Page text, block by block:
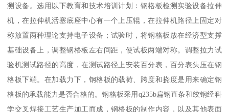
测设备。选用以下教育和技术培训计划：钢格板检测实验设备拉伸
机，在拉伸机活塞底座中心有一个上压辊，在拉伸机路径上固定对
称放置两种理论支持电子设备；试验时，将钢格板放在经济型支撑
基础设备上，调整钢格板左右间距，使试板两端对称。调整拉力试
验机测试路径的高度，在测试路径上安装百分表，百分表头压在钢
格板下端。在加载力下，钢格板的载荷、跨度和挠度是用来确定钢
格板的承载能力是否合格的。钢格板采用q235b扁钢直条和绞钢经科
学交叉焊接工艺生产加工而成，钢格板的制作内容，以及其他表面